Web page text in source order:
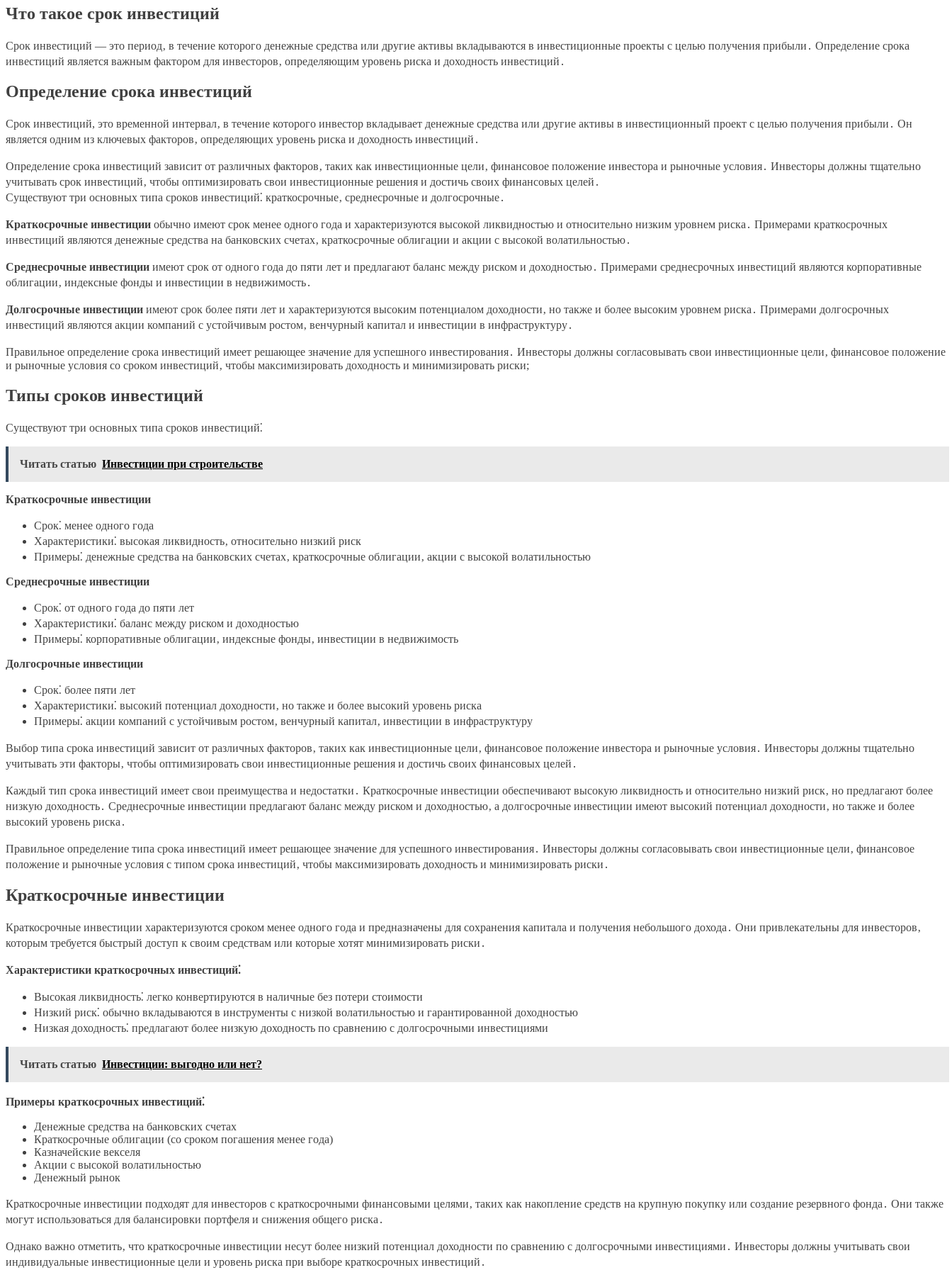
Что такое срок инвестиций
Срок инвестиций — это период‚ в течение которого денежные средства или другие активы вкладываются в инвестиционные проекты с целью получения прибыли․ Определение срока
инвестиций является важным фактором для инвесторов‚ определяющим уровень риска и доходность инвестиций․
Определение срока инвестиций
Срок инвестиций, это временной интервал‚ в течение которого инвестор вкладывает денежные средства или другие активы в инвестиционный проект с целью получения прибыли․ Он
является одним из ключевых факторов‚ определяющих уровень риска и доходность инвестиций․
Определение срока инвестиций зависит от различных факторов‚ таких как инвестиционные цели‚ финансовое положение инвестора и рыночные условия․ Инвесторы должны тщательно
учитывать срок инвестиций‚ чтобы оптимизировать свои инвестиционные решения и достичь своих финансовых целей․
Существуют три основных типа сроков инвестиций⁚ краткосрочные‚ среднесрочные и долгосрочные․
Краткосрочные инвестиции обычно имеют срок менее одного года и характеризуются высокой ликвидностью и относительно низким уровнем риска․ Примерами краткосрочных
инвестиций являются денежные средства на банковских счетах‚ краткосрочные облигации и акции с высокой волатильностью․
Среднесрочные инвестиции имеют срок от одного года до пяти лет и предлагают баланс между риском и доходностью․ Примерами среднесрочных инвестиций являются корпоративные
облигации‚ индексные фонды и инвестиции в недвижимость․
Долгосрочные инвестиции имеют срок более пяти лет и характеризуются высоким потенциалом доходности‚ но также и более высоким уровнем риска․ Примерами долгосрочных
инвестиций являются акции компаний с устойчивым ростом‚ венчурный капитал и инвестиции в инфраструктуру․
Правильное определение срока инвестиций имеет решающее значение для успешного инвестирования․ Инвесторы должны согласовывать свои инвестиционные цели‚ финансовое положение
и рыночные условия со сроком инвестиций‚ чтобы максимизировать доходность и минимизировать риски;
Типы сроков инвестиций
Существуют три основных типа сроков инвестиций⁚
Читать статью Инвестиции при строительстве
Краткосрочные инвестиции
Срок⁚ менее одного года
Характеристики⁚ высокая ликвидность‚ относительно низкий риск
Примеры⁚ денежные средства на банковских счетах‚ краткосрочные облигации‚ акции с высокой волатильностью
Среднесрочные инвестиции
Срок⁚ от одного года до пяти лет
Характеристики⁚ баланс между риском и доходностью
Примеры⁚ корпоративные облигации‚ индексные фонды‚ инвестиции в недвижимость
Долгосрочные инвестиции
Срок⁚ более пяти лет
Характеристики⁚ высокий потенциал доходности‚ но также и более высокий уровень риска
Примеры⁚ акции компаний с устойчивым ростом‚ венчурный капитал‚ инвестиции в инфраструктуру
Выбор типа срока инвестиций зависит от различных факторов‚ таких как инвестиционные цели‚ финансовое положение инвестора и рыночные условия․ Инвесторы должны тщательно
учитывать эти факторы‚ чтобы оптимизировать свои инвестиционные решения и достичь своих финансовых целей․
Каждый тип срока инвестиций имеет свои преимущества и недостатки․ Краткосрочные инвестиции обеспечивают высокую ликвидность и относительно низкий риск‚ но предлагают более
низкую доходность․ Среднесрочные инвестиции предлагают баланс между риском и доходностью‚ а долгосрочные инвестиции имеют высокий потенциал доходности‚ но также и более
высокий уровень риска․
Правильное определение типа срока инвестиций имеет решающее значение для успешного инвестирования․ Инвесторы должны согласовывать свои инвестиционные цели‚ финансовое
положение и рыночные условия с типом срока инвестиций‚ чтобы максимизировать доходность и минимизировать риски․
Краткосрочные инвестиции
Краткосрочные инвестиции характеризуются сроком менее одного года и предназначены для сохранения капитала и получения небольшого дохода․ Они привлекательны для инвесторов‚
которым требуется быстрый доступ к своим средствам или которые хотят минимизировать риски․
Характеристики краткосрочных инвестиций⁚
Высокая ликвидность⁚ легко конвертируются в наличные без потери стоимости
Низкий риск⁚ обычно вкладываются в инструменты с низкой волатильностью и гарантированной доходностью
Низкая доходность⁚ предлагают более низкую доходность по сравнению с долгосрочными инвестициями
Читать статью Инвестиции: выгодно или нет?
Примеры краткосрочных инвестиций⁚
Денежные средства на банковских счетах
Краткосрочные облигации (со сроком погашения менее года)
Казначейские векселя
Акции с высокой волатильностью
Денежный рынок
Краткосрочные инвестиции подходят для инвесторов с краткосрочными финансовыми целями‚ таких как накопление средств на крупную покупку или создание резервного фонда․ Они также
могут использоваться для балансировки портфеля и снижения общего риска․
Однако важно отметить‚ что краткосрочные инвестиции несут более низкий потенциал доходности по сравнению с долгосрочными инвестициями․ Инвесторы должны учитывать свои
индивидуальные инвестиционные цели и уровень риска при выборе краткосрочных инвестиций․